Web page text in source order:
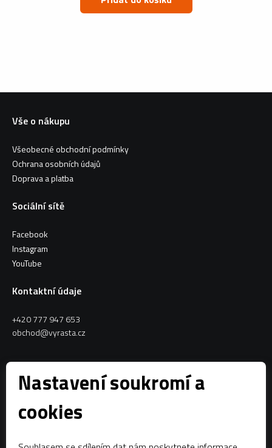
Vše o nákupu
Všeobecné obchodní podmínky
Ochrana osobních údajů
Doprava a platba
Sociální sítě
Facebook
Instagram
YouTube
Kontaktní údaje
+420 777 947 653
obchod@vyrasta.cz
Kontakty
Spytihněv 145
Nastavení soukromí a
cookies